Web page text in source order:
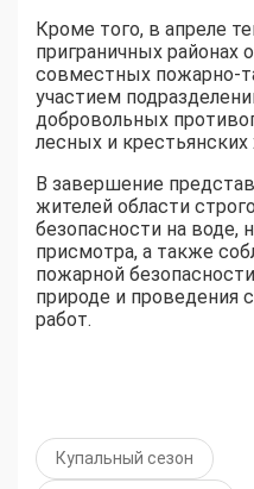
Кроме того, в апреле
приграничных районах
совместных пожарно-
участием
добровольных
лесных и крестьянских
В завершение
жителей области
безопасности на воде,
присмотра, а также
пожарной
природе и проведения
работ.
Купальный сезон